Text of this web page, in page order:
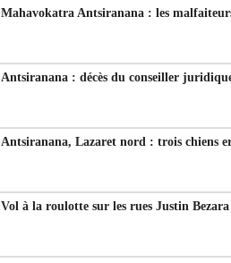
Mahavokatra Antsiranana : les
Antsiranana : décès du conseiller
Antsiranana, Lazaret nord : trois chiens
Vol à la roulotte sur les rues Justin